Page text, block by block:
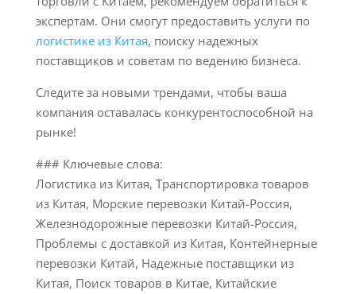
экспертам. Они смогут предоставить услуги по
логистике из Китая, поиску надежных
поставщиков и советам по ведению бизнеса.
Следите за новыми трендами, чтобы ваша
компания оставалась конкурентоспособной на
рынке!
### Ключевые слова:
Логистика из Китая, Транспортировка товаров
из Китая, Морские перевозки Китай-Россия,
Железнодорожные перевозки Китай-Россия,
Проблемы с доставкой из Китая, Контейнерные
перевозки Китай, Надежные поставщики из
Китая, Поиск товаров в Китае, Китайские